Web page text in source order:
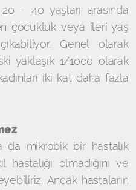
- 40 yaşları arasında
çocukluk veya ileri yaş
Genel olarak
yaklaşık 1/1000 olarak
iki kat daha fazla
da mikrobik bir hastalık
olmadığını ve
Ancak hastaların